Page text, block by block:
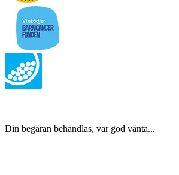
Din begäran behandlas, var god vänta...